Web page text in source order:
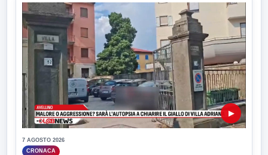
▶
7 AGOSTO 2026
CRONACA